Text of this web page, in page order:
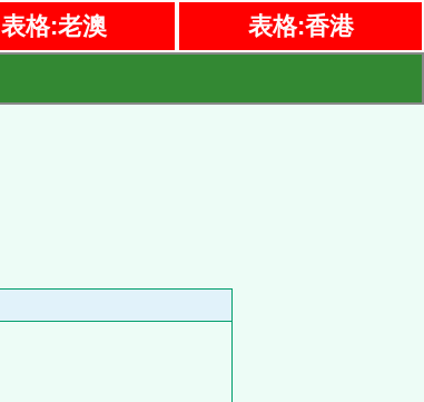
表格:老澳
表格:香港